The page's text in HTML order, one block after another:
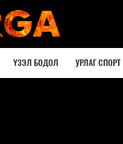
ҮЗЭЛ БОДОЛ УРЛАГ СПОРТ